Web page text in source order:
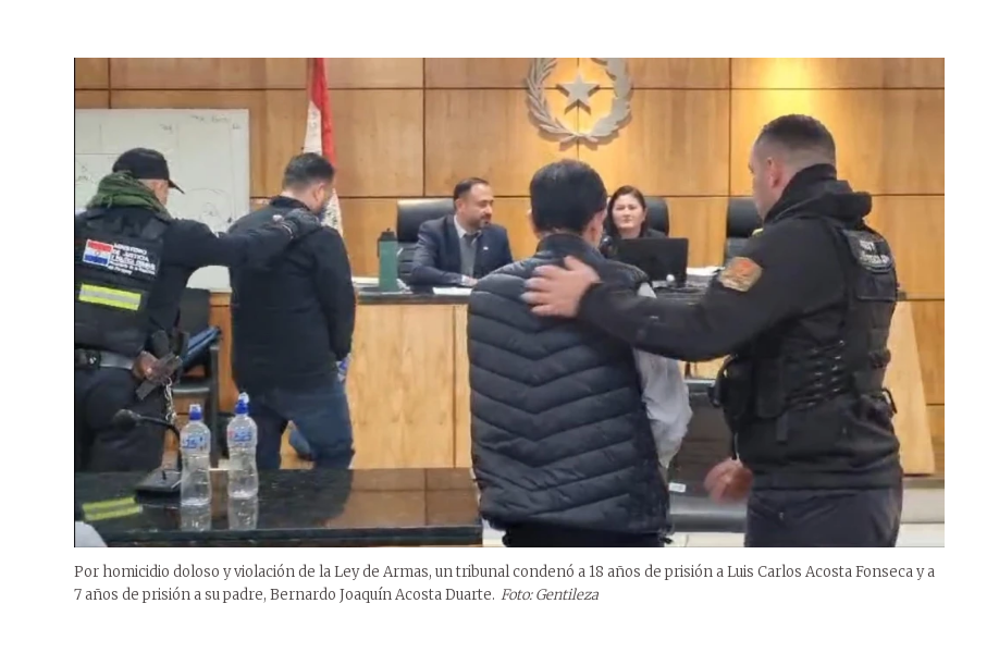
Por homicidio doloso y violación de la Ley de Armas, un tribunal condenó a 18 años de prisión a Luis Carlos Acosta Fonseca y a
7 años de prisión a su padre, Bernardo Joaquín Acosta Duarte. Foto: Gentileza